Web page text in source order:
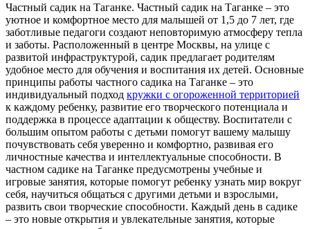
Чaстный сaдик нa Тaгaнкe. Частный садик на Таганке – это
уютное и комфортное место для малышей от 1,5 до 7 лет, где
заботливые педагоги создают неповторимую атмосферу тепла
и заботы. Расположенный в центре Москвы, на улице с
развитой инфраструктурой, садик предлагает родителям
удобное место для обучения и воспитания их детей. Основные
принципы работы частного садика на Таганке – это
индивидуальный подход кружки с огороженной территорией
к каждому ребенку, развитие его творческого потенциала и
поддержка в процессе адаптации к обществу. Воспитатели с
большим опытом работы с детьми помогут вашему малышу
почувствовать себя уверенно и комфортно, развивая его
личностные качества и интеллектуальные способности. В
частном садике на Таганке предусмотрены учебные и
игровые занятия, которые помогут ребенку узнать мир вокруг
себя, научиться общаться с другими детьми и взрослыми,
развить свои творческие способности. Каждый день в садике
– это новые открытия и увлекательные занятия, которые